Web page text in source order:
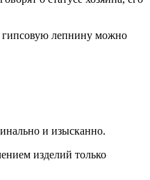
гипсовую лепнину можно
и изысканно.
изделий только